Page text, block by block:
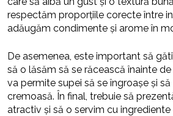
respectăm proporțiile corecte între
adăugăm condimente și arome în
De asemenea, este important să
să o lăsăm să se răcească înainte
va permite supei să se îngroașe și
cremoasă. În final, trebuie să
atractiv și să o servim cu